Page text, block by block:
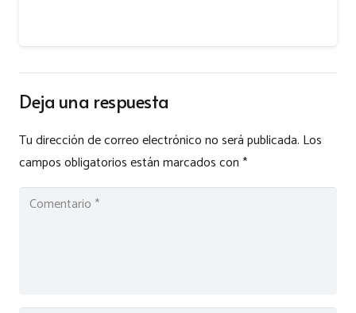
Deja una respuesta
Tu dirección de correo electrónico no será publicada. Los
campos obligatorios están marcados con*